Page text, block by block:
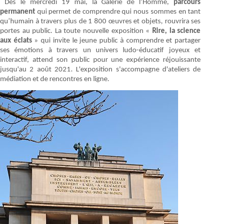
Dès le mercredi 19 mai, la Galerie de l’Homme, parcours
permanent qui permet de comprendre qui nous sommes en tant
qu’humain à travers plus de 1 800 œuvres et objets, rouvrira ses
portes au public. La toute nouvelle exposition « Rire, la science
aux éclats» qui invite le jeune public à comprendre et partager
ses émotions à travers un univers ludo-éducatif joyeux et
interactif, attend son public pour une expérience réjouissante
jusqu'au 2 août 2021. L'exposition s'accompagne d'ateliers de
médiation et de rencontres en ligne.